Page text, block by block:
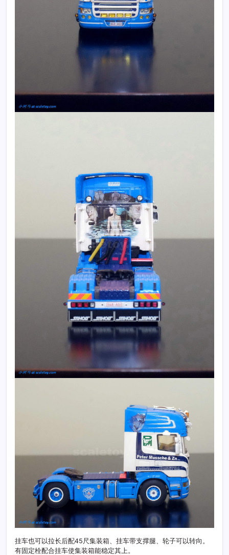
挂车也可以拉长后配45尺集装箱、挂车带支撑腿、轮子可以转向。
有固定栓配合挂车使集装箱能稳定其上。